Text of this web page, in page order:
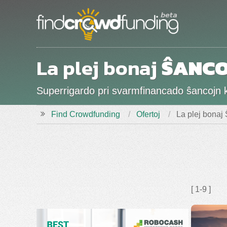
La plej bonaj
Superrigardo pri svarmfinancado ŝancojn
Find Crowdfunding Ofertoj La plej bonaj
[ 1-9 ]